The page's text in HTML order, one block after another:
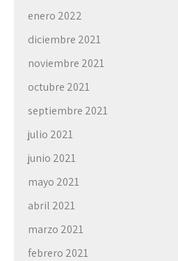
enero 2022
diciembre 2021
noviembre 2021
octubre 2021
septiembre 2021
julio 2021
junio 2021
mayo 2021
abril 2021
marzo 2021
febrero 2021